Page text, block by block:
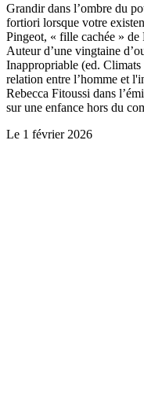
Grandir dans l’ombre du
fortiori lorsque votre
Pingeot, « fille cachée »
Auteur d’une vingtaine
Inappropriable (ed.
relation entre l’homme et
Rebecca Fitoussi dans
sur une enfance hors du
Le 1 février 2026